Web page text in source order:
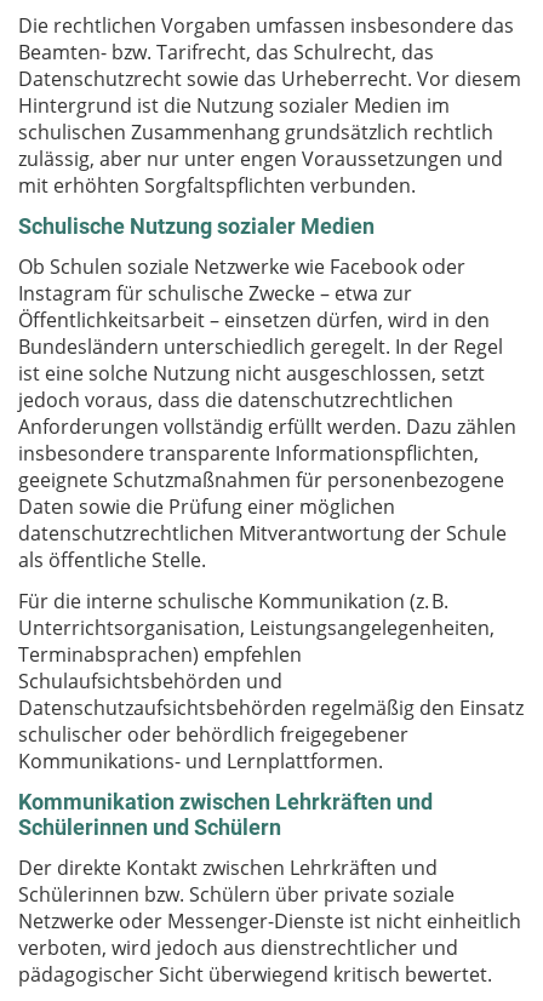
Die rechtlichen Vorgaben umfassen insbesondere das
Beamten- bzw. Tarifrecht, das Schulrecht, das
Datenschutzrecht sowie das Urheberrecht. Vor diesem
Hintergrund ist die Nutzung sozialer Medien im
schulischen Zusammenhang grundsätzlich rechtlich
zulässig, aber nur unter engen Voraussetzungen und
mit erhöhten Sorgfaltspflichten verbunden.
Schulische Nutzung sozialer Medien
Ob Schulen soziale Netzwerke wie Facebook oder
Instagram für schulische Zwecke – etwa zur
Öffentlichkeitsarbeit – einsetzen dürfen, wird in den
Bundesländern unterschiedlich geregelt. In der Regel
ist eine solche Nutzung nicht ausgeschlossen, setzt
jedoch voraus, dass die datenschutzrechtlichen
Anforderungen vollständig erfüllt werden. Dazu zählen
insbesondere transparente Informationspflichten,
geeignete Schutzmaßnahmen für personenbezogene
Daten sowie die Prüfung einer möglichen
datenschutzrechtlichen Mitverantwortung der Schule
als öffentliche Stelle.
Für die interne schulische Kommunikation (z. B.
Unterrichtsorganisation, Leistungsangelegenheiten,
Terminabsprachen) empfehlen
Schulaufsichtsbehörden und
Datenschutzaufsichtsbehörden regelmäßig den Einsatz
schulischer oder behördlich freigegebener
Kommunikations- und Lernplattformen.
Kommunikation zwischen Lehrkräften und
Schülerinnen und Schülern
Der direkte Kontakt zwischen Lehrkräften und
Schülerinnen bzw. Schülern über private soziale
Netzwerke oder Messenger-Dienste ist nicht einheitlich
verboten, wird jedoch aus dienstrechtlicher und
pädagogischer Sicht überwiegend kritisch bewertet.